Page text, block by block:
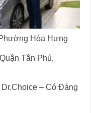
Hòa Hưng
Tân Phú,
– Có Đáng